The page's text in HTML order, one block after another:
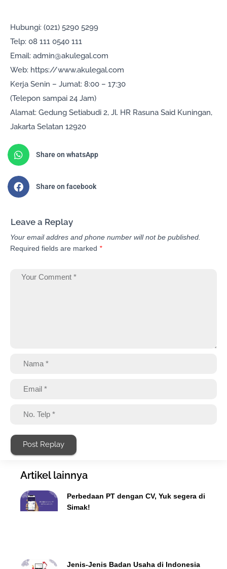
Hubungi: (021) 5290 5299
Telp: 08 111 0540 111
Email: admin@akulegal.com
Web: https://www.akulegal.com
Kerja Senin – Jumat: 8:00 – 17:30
(Telepon sampai 24 Jam)
Alamat: Gedung Setiabudi 2, Jl. HR Rasuna Said Kuningan,
Jakarta Selatan 12920
Share on whatsApp
Share on facebook
Leave a Replay
Your email addres and phone number will not be published.
Required fields are marked *
Post Replay
Artikel lainnya
Perbedaan PT dengan CV, Yuk segera di
Simak!
Jenis-Jenis Badan Usaha di Indonesia